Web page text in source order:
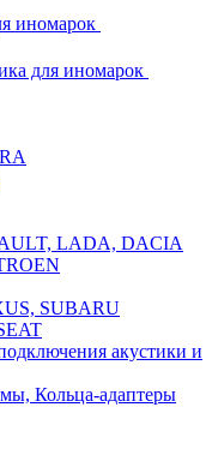
иномарок
для иномарок
LADA, DACIA
SUBARU
акустики и
Кольца-адаптеры